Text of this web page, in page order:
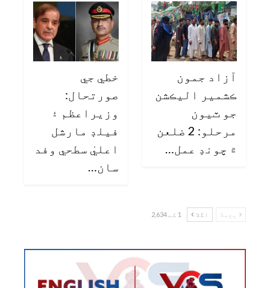
آزاد جمون
ڪشمير اليڪشن
جو ٽيون
مرحلو: 2 ضلعن
۾ چونڊ عمل…
خطي جي
صورتحال:
وزيراعظم ۽
فيلڊ مارشل
اعليٰ سطحي وفد
سان…
پچھلا اگلا 1 کے 2,634